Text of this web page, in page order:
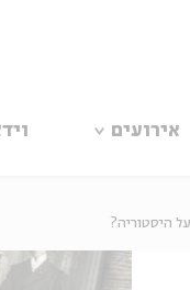
אירועים
היסטוריה?